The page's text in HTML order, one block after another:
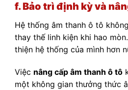
f. Bảo trì định kỳ và
Hệ thống âm thanh ô tô
thay thế linh kiện khi hao
thiện hệ thống của mình hơn
Việc nâng cấp âm thanh ô tô
một không gian thưởng thức